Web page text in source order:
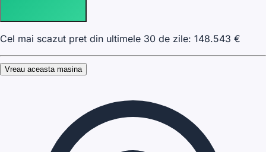
Cel mai scazut pret din ultimele 30 de zile: 148.543 €
Vreau aceasta masina